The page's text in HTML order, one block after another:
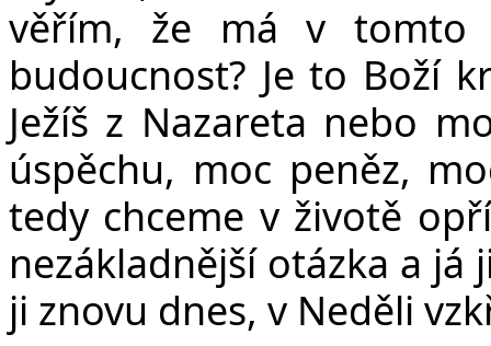
věřím, že má v tomto
budoucnost? Je to Boží
Ježíš z Nazareta nebo
úspěchu, moc peněz,
tedy chceme v životě
nezákladnější otázka a já
ji znovu dnes, v Neděli